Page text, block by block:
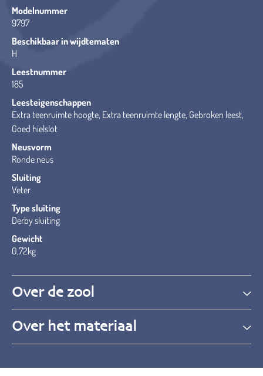
Modelnummer
9797
Beschikbaar in wijdtematen
H
Leestnummer
185
Leesteigenschappen
Extra teenruimte hoogte, Extra teenruimte lengte, Gebroken leest,
Goed hielslot
Neusvorm
Ronde neus
Sluiting
Veter
Type sluiting
Derby sluiting
Gewicht
0,72kg
Over de zool
Over het materiaal